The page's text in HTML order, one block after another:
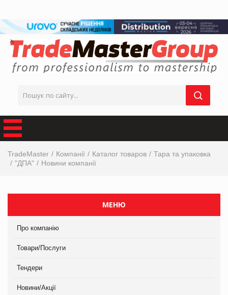
TradeMaster Компанії Каталог товаров
Тара та упаковка
"ДПА"
Новини компанії
МЕНЮ
Про компанію
Товари/Послуги
Тендери
Новини/Акції